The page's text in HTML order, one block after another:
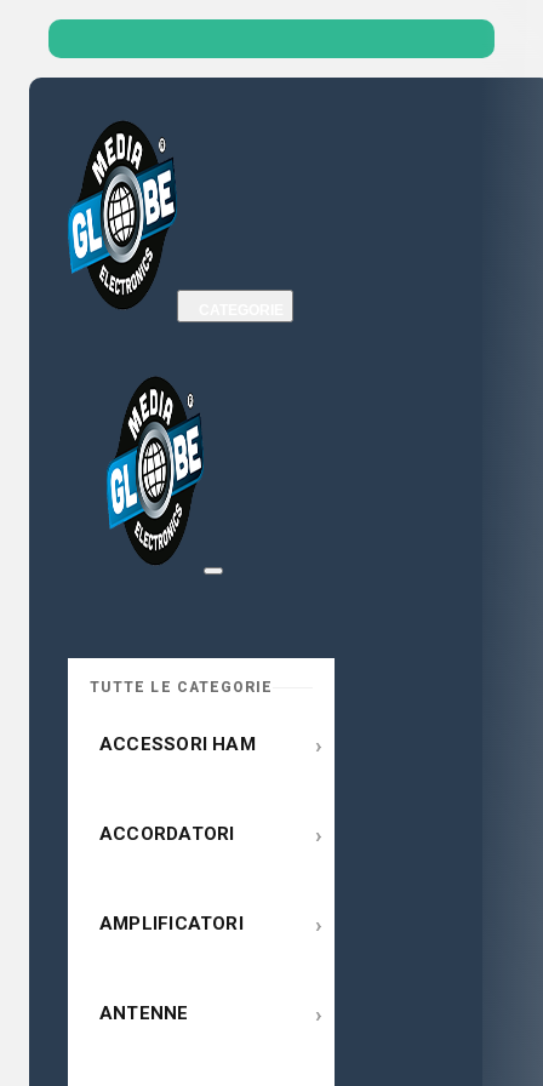
TUTTE LE CATEGORIE
ACCESSORI HAM ›
ACCORDATORI ›
AMPLIFICATORI ›
ANTENNE ›